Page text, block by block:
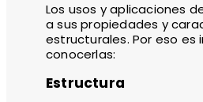
Los usos y aplicaciones
a sus propiedades y
estructurales. Por eso es
conocerlas:
Estructura